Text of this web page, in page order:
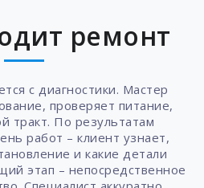
ремонт
с диагностики. Мастер
проверяет питание,
тракт. По результатам
работ – клиент узнает,
и какие детали
этап – непосредственное